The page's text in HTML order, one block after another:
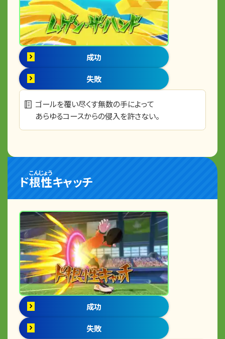
成功
失敗
ゴールを覆い尽くす無数の手によって
あらゆるコースからの侵入を許さない。
ド根性
こんじょう
キャッチ
成功
失敗